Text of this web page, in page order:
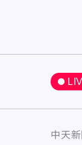
中天